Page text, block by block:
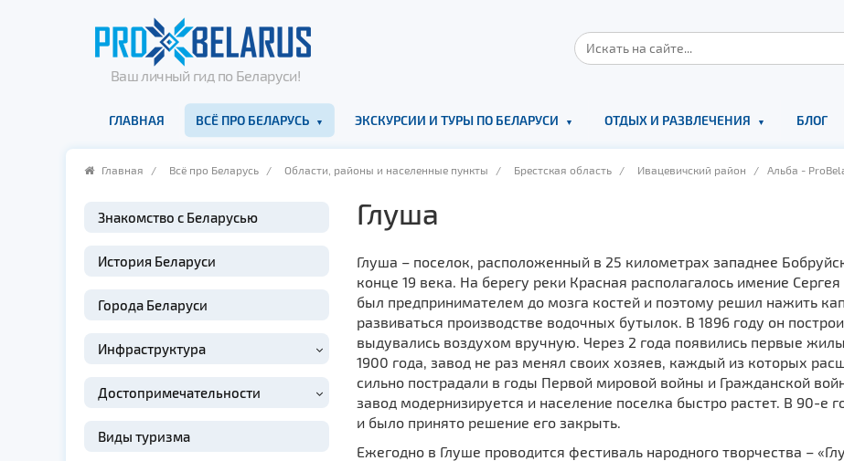
Ваш личный гид по Беларуси!
ГЛАВНАЯ ВСЁ ПРО БЕЛАРУСЬ ЭКСКУРСИИ И ТУРЫ ПО БЕЛАРУСИ ОТДЫХ И РАЗВЛЕЧЕНИЯ БЛОГ
Главная / Всё про Беларусь / Области, районы и населенные пункты / Брестская область / Ивацевичский район / Альба -
Знакомство с Беларусью
История Беларуси
Города Беларуси
Инфраструктура
Достопримечательности
Виды туризма
Глуша
Глуша – поселок, расположенный в 25 километрах западнее
конце 19 века. На берегу реки Красная располагалось имение
был предпринимателем до мозга костей и поэтому решил нажить
развиваться производстве водочных бутылок. В 1896 году он
выдувались воздухом вручную. Через 2 года появились первые
1900 года, завод не раз менял своих хозяев, каждый из которых
сильно пострадали в годы Первой мировой войны и Гражданской
завод модернизируется и население поселка быстро растет. В 90-е
и было принято решение его закрыть.
Ежегодно в Глуше проводится фестиваль народного творчества –